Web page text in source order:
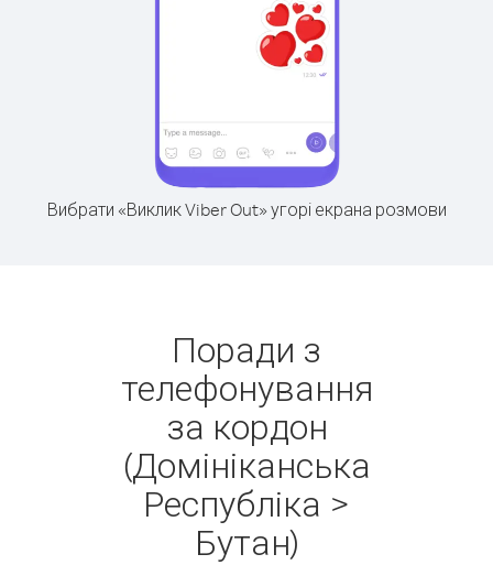
Вибрати «Виклик Viber Out» угорі екрана розмови
Поради з
телефонування
за кордон
(Домініканська
Республіка >
Бутан)